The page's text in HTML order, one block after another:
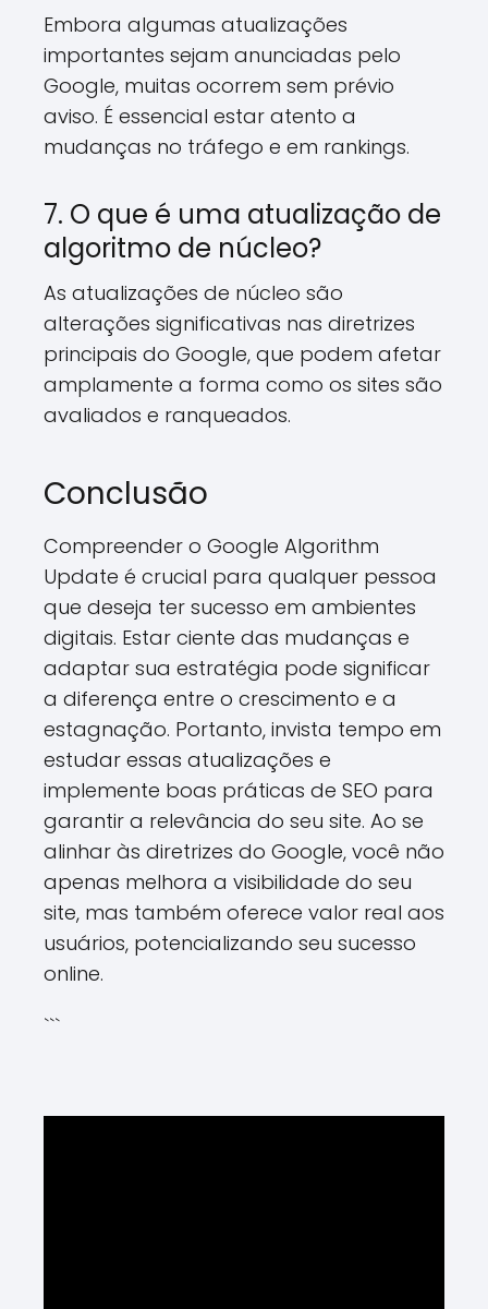
Embora algumas atualizações
importantes sejam anunciadas pelo
Google, muitas ocorrem sem prévio
aviso. É essencial estar atento a
mudanças no tráfego e em rankings.
7. O que é uma atualização de
algoritmo de núcleo?
As atualizações de núcleo são
alterações significativas nas diretrizes
principais do Google, que podem afetar
amplamente a forma como os sites são
avaliados e ranqueados.
Conclusão
Compreender o Google Algorithm
Update é crucial para qualquer pessoa
que deseja ter sucesso em ambientes
digitais. Estar ciente das mudanças e
adaptar sua estratégia pode significar
a diferença entre o crescimento e a
estagnação. Portanto, invista tempo em
estudar essas atualizações e
implemente boas práticas de SEO para
garantir a relevância do seu site. Ao se
alinhar às diretrizes do Google, você não
apenas melhora a visibilidade do seu
site, mas também oferece valor real aos
usuários, potencializando seu sucesso
online.
```